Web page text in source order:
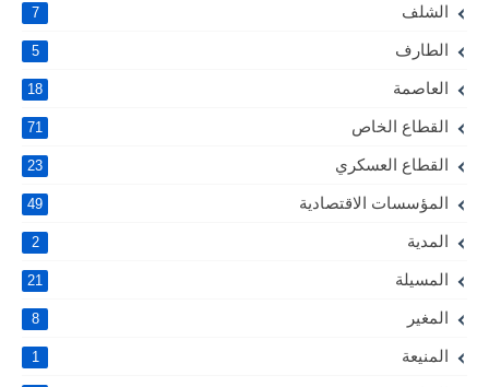
الشلف 7
الطارف 5
العاصمة 18
القطاع الخاص 71
القطاع العسكري 23
المؤسسات الاقتصادية 49
المدية 2
المسيلة 21
المغير 8
المنيعة 1